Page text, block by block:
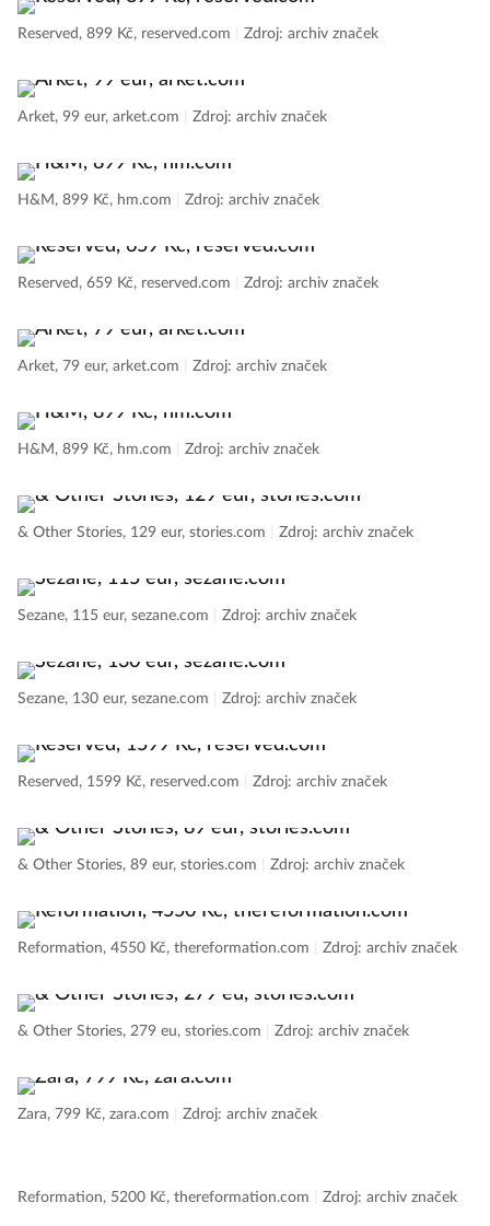
Reserved, 899 Kč, reserved.com Zdroj: archiv značek
Arket, 99 eur, arket.com Zdroj: archiv značek
H&M, 899 Kč, hm.com Zdroj: archiv značek
Reserved, 659 Kč, reserved.com Zdroj: archiv značek
Arket, 79 eur, arket.com Zdroj: archiv značek
H&M, 899 Kč, hm.com Zdroj: archiv značek
& Other Stories, 129 eur, stories.com Zdroj: archiv značek
Sezane, 115 eur, sezane.com Zdroj: archiv značek
Sezane, 130 eur, sezane.com Zdroj: archiv značek
Reserved, 1599 Kč, reserved.com Zdroj: archiv značek
& Other Stories, 89 eur, stories.com Zdroj: archiv značek
Reformation, 4550 Kč, thereformation.com Zdroj: archiv značek
& Other Stories, 279 eu, stories.com Zdroj: archiv značek
Zara, 799 Kč, zara.com Zdroj: archiv značek
Reformation, 5200 Kč, thereformation.com Zdroj: archiv značek